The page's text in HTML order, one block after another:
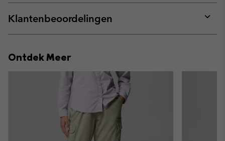
or
Klantenbeoordelingen
or
Ontdek Meer